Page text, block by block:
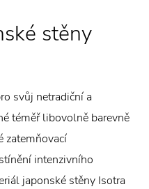
stěny
svůj netradiční a
téměř libovolně barevně
zatemňovací
intenzivního
japonské stěny Isotra